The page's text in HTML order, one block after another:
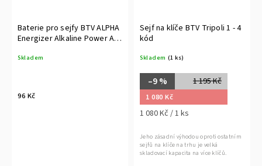
Baterie pro sejfy BTV ALPHA
Energizer Alkaline Power AA
Skladem
96 Kč
Sejf na klíče BTV Tripoli 1 - 4
kód
Skladem (1 ks)
1 195 Kč
–9 %
1 080 Kč
1 080 Kč / 1 ks
Jeho zásadní výhodou oproti ostatním
sejfů na klíče na trhu je velká
skladovací kapacita na více klíčů.